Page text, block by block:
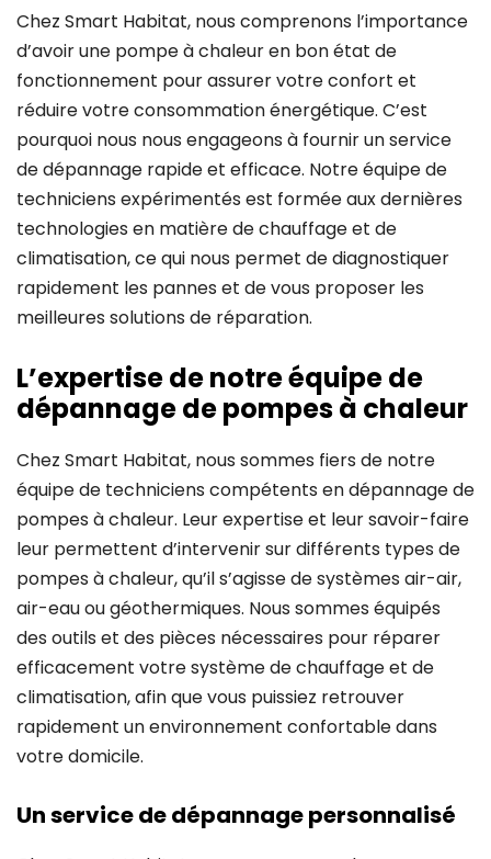
Chez Smart Habitat, nous comprenons l’importance
d’avoir une pompe à chaleur en bon état de
fonctionnement pour assurer votre confort et
réduire votre consommation énergétique. C’est
pourquoi nous nous engageons à fournir un service
de dépannage rapide et efficace. Notre équipe de
techniciens expérimentés est formée aux dernières
technologies en matière de chauffage et de
climatisation, ce qui nous permet de diagnostiquer
rapidement les pannes et de vous proposer les
meilleures solutions de réparation.
L’expertise de notre équipe de
dépannage de pompes à chaleur
Chez Smart Habitat, nous sommes fiers de notre
équipe de techniciens compétents en dépannage de
pompes à chaleur. Leur expertise et leur savoir-faire
leur permettent d’intervenir sur différents types de
pompes à chaleur, qu’il s’agisse de systèmes air-air,
air-eau ou géothermiques. Nous sommes équipés
des outils et des pièces nécessaires pour réparer
efficacement votre système de chauffage et de
climatisation, afin que vous puissiez retrouver
rapidement un environnement confortable dans
votre domicile.
Un service de dépannage personnalisé